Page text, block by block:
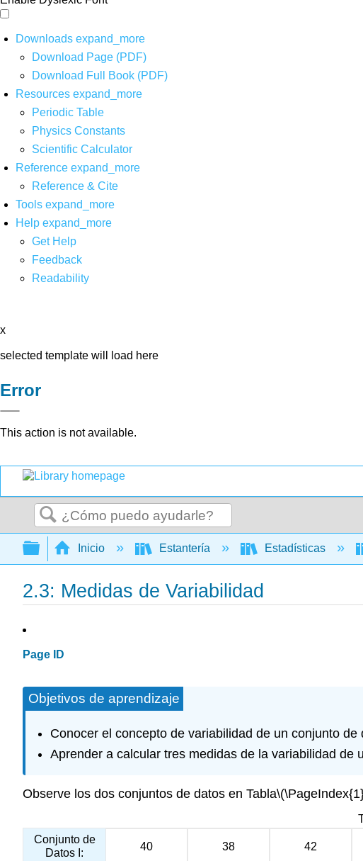
Downloads expand_more
Download Page (PDF)
Download Full Book (PDF)
Resources expand_more
Periodic Table
Physics Constants
Scientific Calculator
Reference expand_more
Reference & Cite
Tools expand_more
Help expand_more
Get Help
Feedback
Readability
x
selected template will load here
Error
This action is not available.
Buscar
Expandir/contraer jerarquía global
Inicio Estantería Estadísticas
2.3: Medidas de Variabilidad
Page ID
Objetivos de aprendizaje
Conocer el concepto de variabilidad de un conjunto de
Aprender a calcular tres medidas de la variabilidad de
Observe los dos conjuntos de datos en Tabla
Conjunto de
Datos I:
40 38 42